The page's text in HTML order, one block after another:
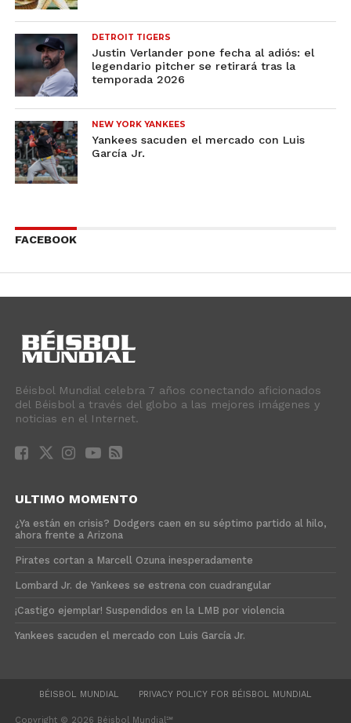
DETROIT TIGERS
Justin Verlander pone fecha al adiós: el
legendario pitcher se retirará tras la
temporada 2026
NEW YORK YANKEES
Yankees sacuden el mercado con Luis
García Jr.
FACEBOOK
Béisbol Mundial celebra 7 años conectando aficionados
del Béisbol a través del globo a las mejores imágenes y
noticias en el Internet.
ULTIMO MOMENTO
¿Ya están en crisis? Dodgers caen en su séptimo partido al hilo,
ahora frente a Arizona
Pirates cortan a Marcell Ozuna inesperadamente
Lombard Jr. de Yankees se estrena con cuadrangular
¡Castigo ejemplar! Suspendidos en la LMB por violencia
Yankees sacuden el mercado con Luis García Jr.
BÉISBOL MUNDIAL PRIVACY POLICY FOR BÉISBOL MUNDIAL
Copyright © 2026 Béisbol Mundial℠